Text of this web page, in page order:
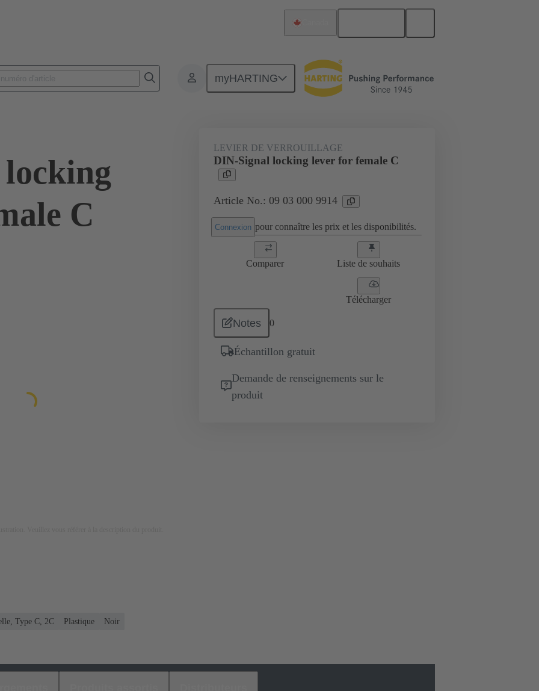
myHARTING
C
LEVIER DE VERROUILLAGE
DIN-Signal locking lever for female C
Article No.: 09 03 000 9914
Connexion pour connaître les prix et les disponibilités.
Comparer Liste de souhaits
Télécharger
Notes 0
Échantillon gratuit
Demande de renseignements sur le
produit
Type C, 2C Plastique Noir